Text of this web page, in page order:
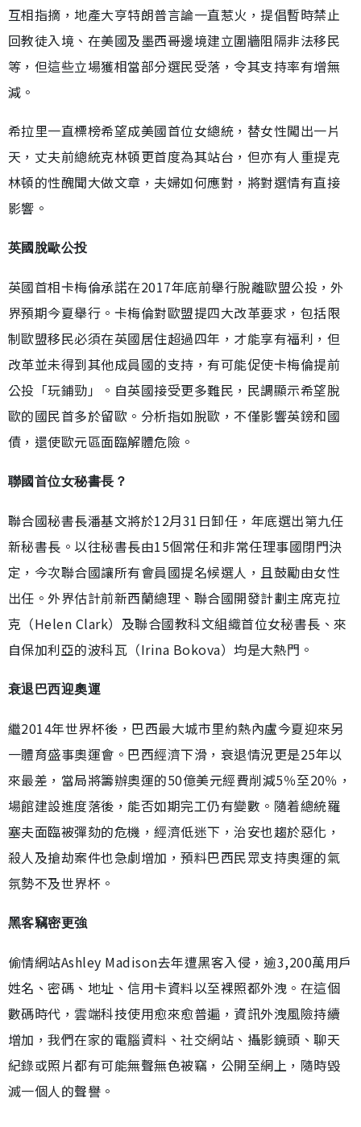
互相指摘，地產大亨特朗普言論一直惹火，提倡暫時禁止
回教徒入境、在美國及墨西哥邊境建立圍牆阻隔非法移民
等，但這些立場獲相當部分選民受落，令其支持率有增無
減。
希拉里一直標榜希望成美國首位女總統，替女性闖出一片
天，丈夫前總統克林頓更首度為其站台，但亦有人重提克
林頓的性醜聞大做文章，夫婦如何應對，將對選情有直接
影響。
英國脫歐公投
英國首相卡梅倫承諾在2017年底前舉行脫離歐盟公投，外
界預期今夏舉行。卡梅倫對歐盟提四大改革要求，包括限
制歐盟移民必須在英國居住超過四年，才能享有福利，但
改革並未得到其他成員國的支持，有可能促使卡梅倫提前
公投「玩鋪勁」。自英國接受更多難民，民調顯示希望脫
歐的國民首多於留歐。分析指如脫歐，不僅影響英鎊和國
債，還使歐元區面臨解體危險。
聯國首位女秘書長？
聯合國秘書長潘基文將於12月31日卸任，年底選出第九任
新秘書長。以往秘書長由15個常任和非常任理事國閉門決
定，今次聯合國讓所有會員國提名候選人，且鼓勵由女性
出任。外界估計前新西蘭總理、聯合國開發計劃主席克拉
克（Helen Clark）及聯合國教科文組織首位女秘書長、來
自保加利亞的波科瓦（Irina Bokova）均是大熱門。
衰退巴西迎奧運
繼2014年世界杯後，巴西最大城市里約熱內盧今夏迎來另
一體育盛事奧運會。巴西經濟下滑，衰退情況更是25年以
來最差，當局將籌辦奧運的50億美元經費削減5％至20％，
場館建設進度落後，能否如期完工仍有變數。隨着總統羅
塞夫面臨被彈劾的危機，經濟低迷下，治安也趨於惡化，
殺人及搶劫案件也急劇增加，預料巴西民眾支持奧運的氣
氛勢不及世界杯。
黑客竊密更強
偷情網站Ashley Madison去年遭黑客入侵，逾3,200萬用戶
姓名、密碼、地址、信用卡資料以至裸照都外洩。在這個
數碼時代，雲端科技使用愈來愈普遍，資訊外洩風險持續
增加，我們在家的電腦資料、社交網站、攝影鏡頭、聊天
紀錄或照片都有可能無聲無色被竊，公開至網上，隨時毀
滅一個人的聲譽。